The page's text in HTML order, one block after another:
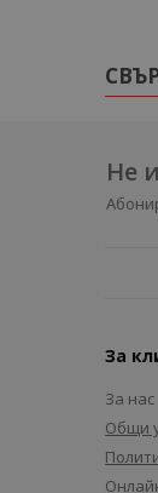
Не
За
За нас
Общи